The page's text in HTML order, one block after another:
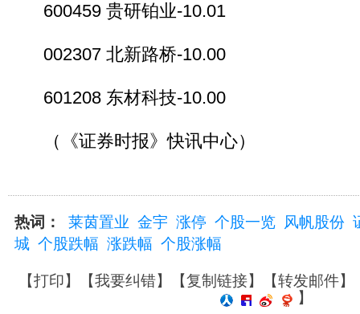
600459 贵研铂业-10.01
002307 北新路桥-10.00
601208 东材科技-10.00
（《证券时报》快讯中心）
热词： 莱茵置业 金宇 涨停 个股一览 风帆股份
城 个股跌幅 涨跌幅 个股涨幅
【打印】【我要纠错】【复制链接】【转发邮件】
】